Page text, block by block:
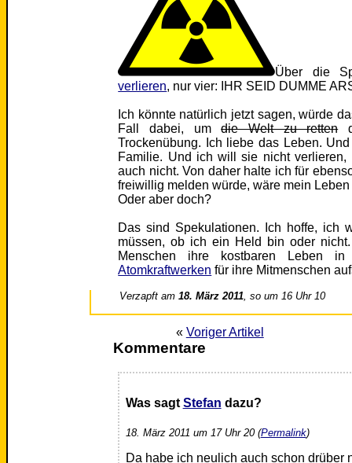
Über die
verlieren, nur vier: IHR SEID DUMME
Ich könnte natürlich jetzt sagen, würde
Fall dabei, umdie Welt zu retten
Trockenübung. Ich liebe das Leben.
Familie. Und ich will sie nicht
auch nicht. Von daher halte ich für
freiwillig melden würde, wäre mein
Oder aber doch?
Das sind Spekulationen. Ich hoffe, ich
müssen, ob ich ein Held bin oder
Menschen ihre kostbaren Leben in
Atomkraftwerken für ihre Mitmenschen
Verzapft am18. März 2011, so um 16 Uhr 10
« Voriger Artikel
Kommentare
Was sagt Stefan dazu?
18. März 2011 um 17 Uhr 20 (Permalink)
Da habe ich neulich auch schon drüber